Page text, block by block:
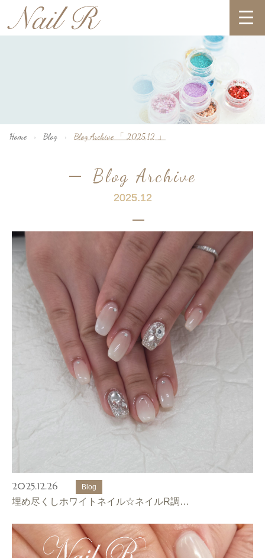
Home> Blog > Blog Archive 「 2025.12 」
Blog Archive
2025.12
2025.12.26 Blog
埋め尽くしホワイトネイル☆ネイルR調…